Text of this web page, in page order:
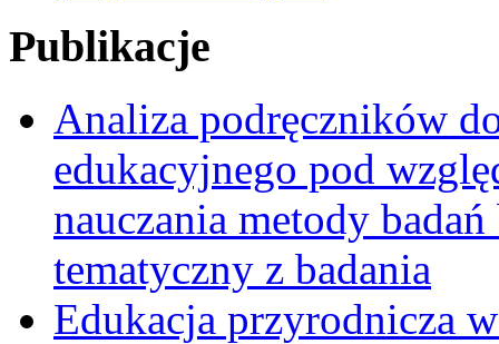
Publikacje
Analiza podręczników
edukacyjnego pod
nauczania metody
tematyczny z badania
Edukacja przyrodnicza